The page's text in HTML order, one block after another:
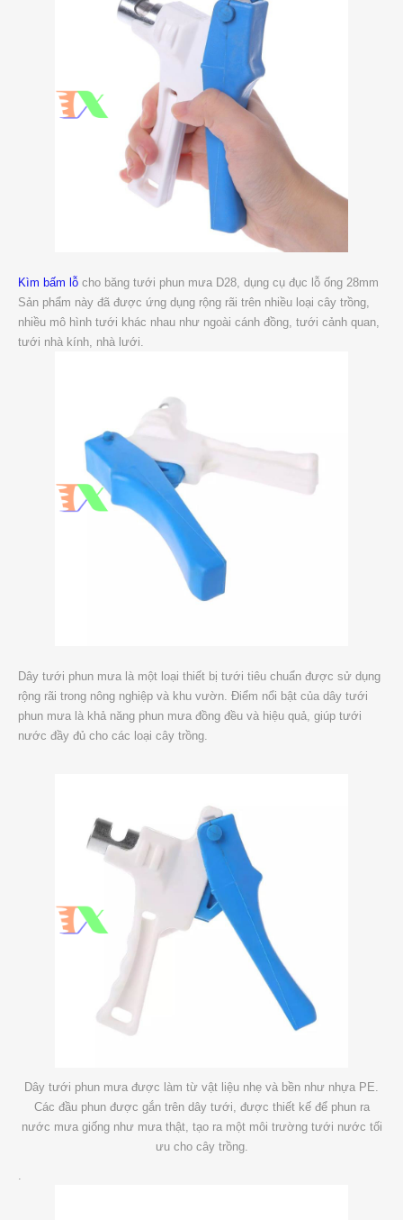
Kìm bấm lỗ cho băng tưới phun mưa D28, dụng cụ đục lỗ ống 28mm
Sản phẩm này đã được ứng dụng rộng rãi trên nhiều loại cây trồng,
nhiều mô hình tưới khác nhau như ngoài cánh đồng, tưới cảnh quan,
tưới nhà kính, nhà lưới.
Dây tưới phun mưa là một loại thiết bị tưới tiêu chuẩn được sử dụng
rộng rãi trong nông nghiệp và khu vườn. Điểm nổi bật của dây tưới
phun mưa là khả năng phun mưa đồng đều và hiệu quả, giúp tưới
nước đầy đủ cho các loại cây trồng.
Dây tưới phun mưa được làm từ vật liệu nhẹ và bền như nhựa PE.
Các đầu phun được gắn trên dây tưới, được thiết kế để phun ra
nước mưa giống như mưa thật, tạo ra một môi trường tưới nước tối
ưu cho cây trồng.
.